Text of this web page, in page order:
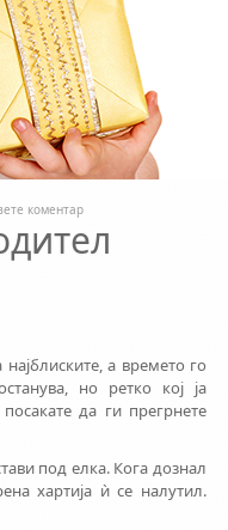
коментар
а времето го
но ретко кој ја
да ги прегрнете
под елка. Кога дознал
хартија ѝ се налутил.